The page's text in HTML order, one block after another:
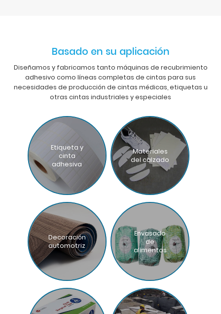
Basado en su aplicación
Diseñamos y fabricamos tanto máquinas de recubrimiento
adhesivo como líneas completas de cintas para sus
necesidades de producción de cintas médicas, etiquetas u
otras cintas industriales y especiales
Etiqueta y
cinta
adhesiva
Materiales
del calzado
Decoración
automotriz
Envasado
de
alimentos